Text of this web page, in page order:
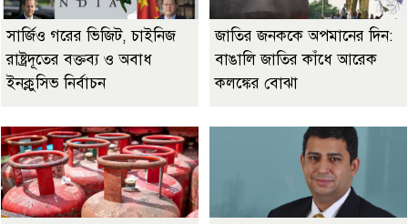
সার্জিও গরের ভিজিট, চাইনিজ
রাষ্ট্রদূতের বক্তব্য ও অবাধ
ইনক্লুসিভ নির্বাচন
জাতির জনককে অপমানের দিন:
বাঙালি জাতির কাঁধে আরেক
কলঙ্কের বোঝা